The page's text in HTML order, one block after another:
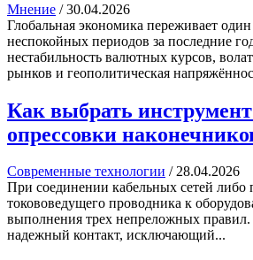
Мнение /30.04.2026
Глобальная экономика переживает
неспокойных периодов за последние
нестабильность валютных курсов,
рынков и геополитическая
Как выбрать
опрессовки
Современные технологии /28.04.2026
При соединении кабельных сетей либо
токововедущего проводника к
выполнения трех непреложных правил.
надежный контакт, исключающий...